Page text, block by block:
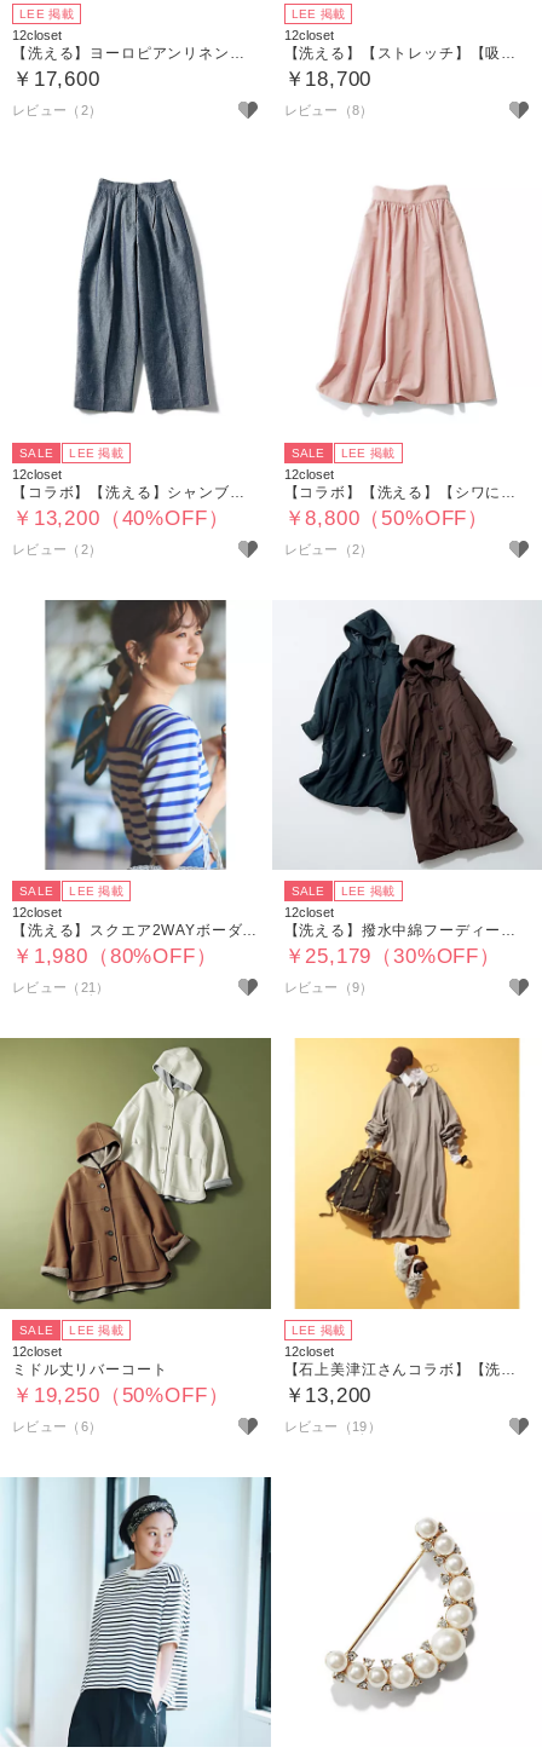
LEE 掲載
12closet
【洗える】ヨーロピアンリネンバンドカラーブラウス
￥17,600
レビュー（2）
LEE 掲載
12closet
【洗える】【ストレッチ】【吸水速乾】【UVカット】【透けにくい】多機能ザ・エブリバディパンツ
￥18,700
レビュー（8）
SALE LEE 掲載
12closet
￥13,200（40%OFF）
レビュー（2）
SALE LEE 掲載
12closet
￥8,800（50%OFF）
レビュー（2）
SALE LEE 掲載
12closet
【洗える】スクエア2WAYボーダーT
￥1,980（80%OFF）
レビュー（21）
SALE LEE 掲載
12closet
【洗える】撥水中綿フーディーコート
￥25,179（30%OFF）
レビュー（9）
SALE LEE 掲載
12closet
ミドル丈リバーコート
￥19,250（50%OFF）
レビュー（6）
LEE 掲載
12closet
￥13,200
レビュー（19）